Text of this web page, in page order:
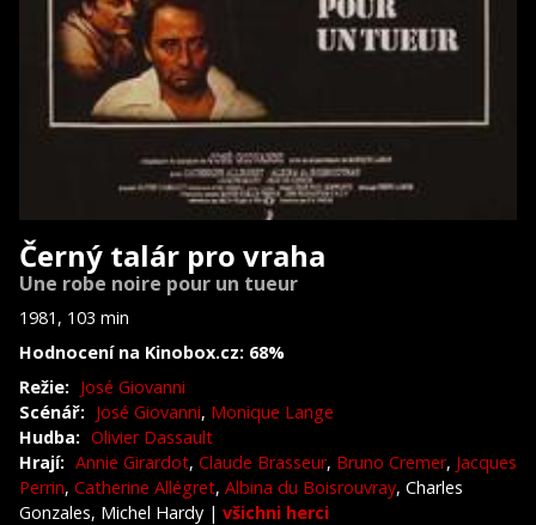
Černý talár pro vraha
Une robe noire pour un tueur
1981, 103 min
Hodnocení na Kinobox.cz: 68%
Režie: José Giovanni
Scénář: José Giovanni, Monique Lange
Hudba: Olivier Dassault
Hrají: Annie Girardot, Claude Brasseur, Bruno Cremer, Jacques
Perrin, Catherine Allégret, Albina du Boisrouvray, Charles
Gonzales, Michel Hardy | všichni herci